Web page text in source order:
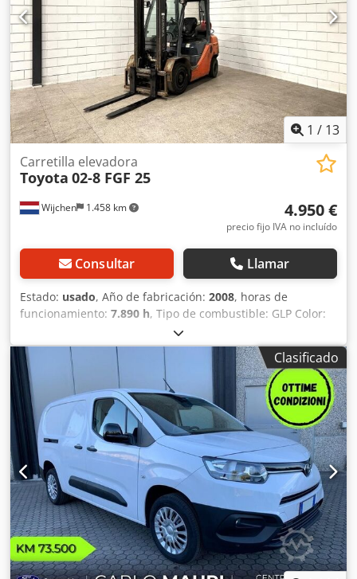
2: 1.000–2.500 kg EQUIPAMIENTO Chsdpozrgddsfx Aavea
3.ª válvula Referencia externa: SL15670SLO
1 / 13
Wijchen 1.458 km
Carretilla elevadora
Toyota 02-8 FGF 25
4.950 €
precio fijo IVA no incluído
Consultar Llamar
Estado: usado, Año de fabricación: 2008, horas de
funcionamiento: 7.890 h, Tipo de combustible: GLP Color:
Gris Peso en vacío: 3.560 kg Dimensiones (largo x ancho x
alto): 360 x 115 x 282 cm Capacidad de elevación: 2.500 kg
Altura de elevación: 450 cm Dimensiones de la horquilla:
1.100 x 900 mm - Año de fabricación: 2008 -
Documentación disponible: Sí - Marcado CE: Sí - Certificado
CE: No Chjdozrmf Uopfx Aavoa - Número de serie: 10555 -
Horas de funcionamiento: 7890 - Capacidad de elevación:
2500 kg - Altura de elevación: 4500 mm - Altura de paso:
2820 mm - Elevación libre: 0 mm - Longitud de las puntas
de la horquilla: 1100 mm - Ancho máximo de la horquilla:
900 mm - Ancho mínimo de la horquilla: 0 mm - Número
de ruedas: 4 ruedas - Accesorio: 4.º electroválvula para el
soporte de la horquilla, desplazamiento lateral - Opciones:
Foco de trabajo, cabina semicerada - Mástil: Dúplex -
Tracción: GLP - Dimensiones de transporte: 3600 mm x
Clasificado